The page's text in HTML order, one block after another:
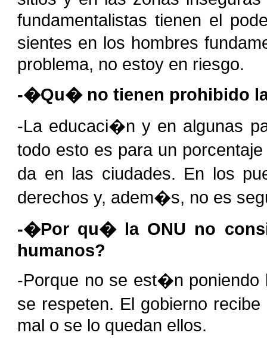
fundamentalistas tienen el
sientes en los hombres
problema, no estoy en riesgo.
-�Qu� no tienen prohibido
-La educaci�n y en algunas
todo esto es para un
da en las ciudades. En los
derechos y, adem�s, no es
-�Por qu� la ONU no
humanos?
-Porque no se est�n poniendo
se respeten. El gobierno
mal o se lo quedan ellos.